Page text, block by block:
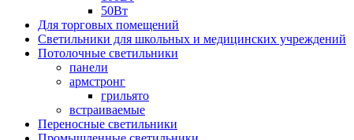
50Вт
Для торговых помещений
Светильники для школьных и медицинских учреждений
Потолочные светильники
панели
армстронг
грильято
встраиваемые
Переносные светильники